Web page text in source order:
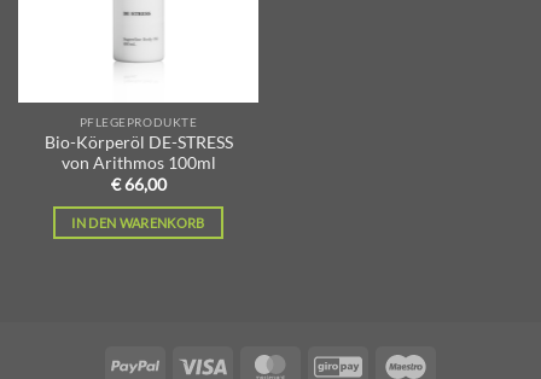
PFLEGEPRODUKTE
Bio-Körperöl DE-STRESS
von Arithmos 100ml
€ 66,00
IN DEN WARENKORB